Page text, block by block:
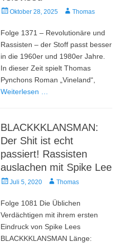
Veröffentlicht
Oktober 28, 2025 AutorThomas
Folge 1371 – Revolutionäre und
Rassisten – der Stoff passt besser
in die 1960er und 1980er Jahre.
In dieser Zeit spielt Thomas
Pynchons Roman „Vineland“,
Weiterlesen …
BLACKKKLANSMAN:
Der Shit ist echt
passiert! Rassisten
auslachen mit Spike Lee
Veröffentlicht
Juli 5, 2020 AutorThomas
Folge 1081 Die Üblichen
Verdächtigen mit ihrem ersten
Eindruck von Spike Lees
BLACKKKLANSMAN Länge: